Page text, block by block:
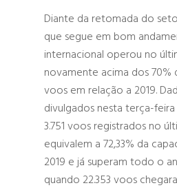
Hit enter to search or ESC
Diante da retomada do
que segue em bom
internacional operou no
novamente acima dos 70%
voos em relação a 2019.
divulgados nesta terça-
3.751 voos registrados no
equivalem a 72,33% da
2019 e já superam todo o
quando 22.353 voos